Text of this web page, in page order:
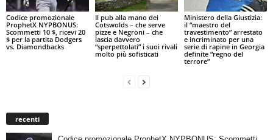
Codice promozionale
ProphetX NYPBONUS:
Scommetti 10 $, ricevi 20
$ per la partita Dodgers
vs. Diamondbacks
Il pub alla mano dei
Cotswolds – che serve
pizze e Negroni – che
lascia davvero
“sperpettolati” i suoi rivali
molto più sofisticati
Ministero della Giustizia:
il “maestro del
travestimento” arrestato
e incriminato per una
serie di rapine in Georgia
definite “regno del
terrore”
recenti